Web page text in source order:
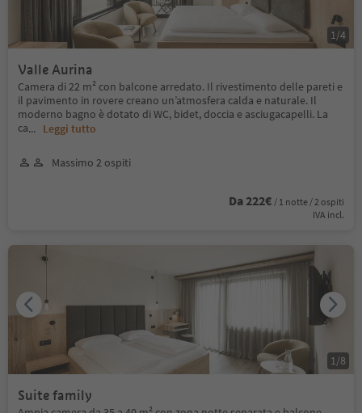
Valle Aurina
Camera di 22 m² con balcone arredato. Il rivestimento delle pareti e
il pavimento in rovere creano un’atmosfera calda e naturale. Il
moderno bagno è dotato di WC, bidet, doccia e asciugacapelli. La
ca... Leggi tutto
Massimo 2 ospiti
Da 222€ / 1 notte / 2 ospiti
IVA incl.
1 /4
Suite family
1 /8